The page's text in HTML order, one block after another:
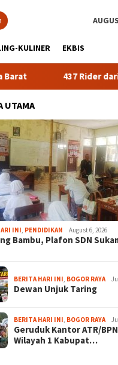
KULINER EKBIS
Rider dari 18 Provinsi
UTAMA
INI PENDIDIKAN August 6, 2026
Bambu, Plafon SDN
BERITA HARI INI BOGOR RAYA
Dewan Unjuk Taring
BERITA HARI INI BOGOR RAYA
Geruduk Kantor ATR/BPN
Wilayah 1 Kabupat…